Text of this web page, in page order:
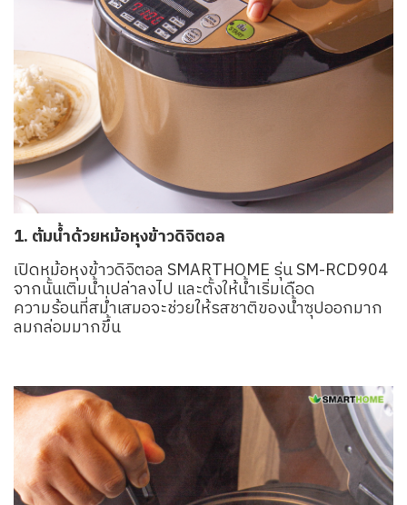
1. ต้มน้ำด้วยหม้อหุงข้าวดิจิตอล
เปิดหม้อหุงข้าวดิจิตอล SMARTHOME รุ่น SM-RCD904
จากนั้นเติมน้ำเปล่าลงไป และตั้งให้น้ำเริ่มเดือด
ความร้อนที่สม่ำเสมอจะช่วยให้รสชาติของน้ำซุปออกมาก
ลมกล่อมมากขึ้น